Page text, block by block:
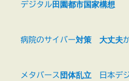
デジタル田園都市国家構想
病院のサイバー対策 大丈夫
メタバース団体乱立 日本デ